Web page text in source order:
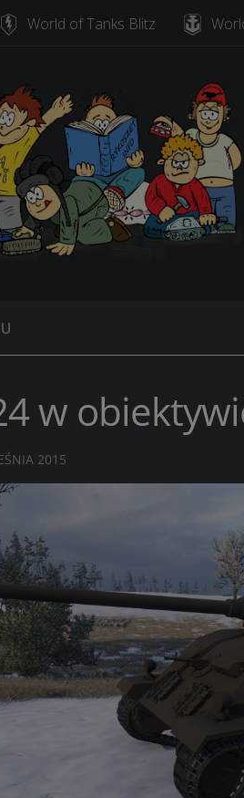
World of Tanks Blitz
w
2015